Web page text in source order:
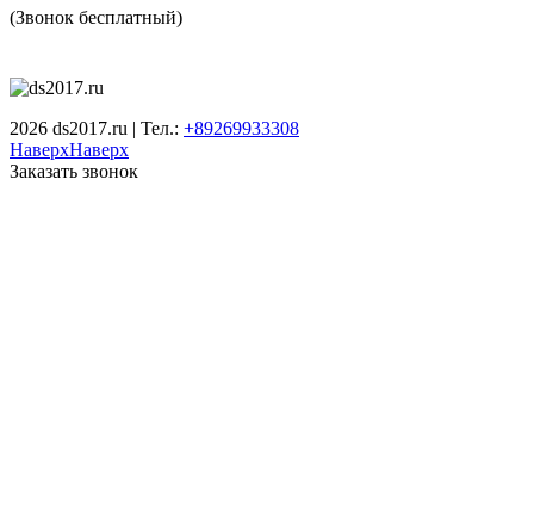
(Звонок бесплатный)
2026 ds2017.ru | Тел.: +89269933308
НаверхНаверх
Заказать звонок